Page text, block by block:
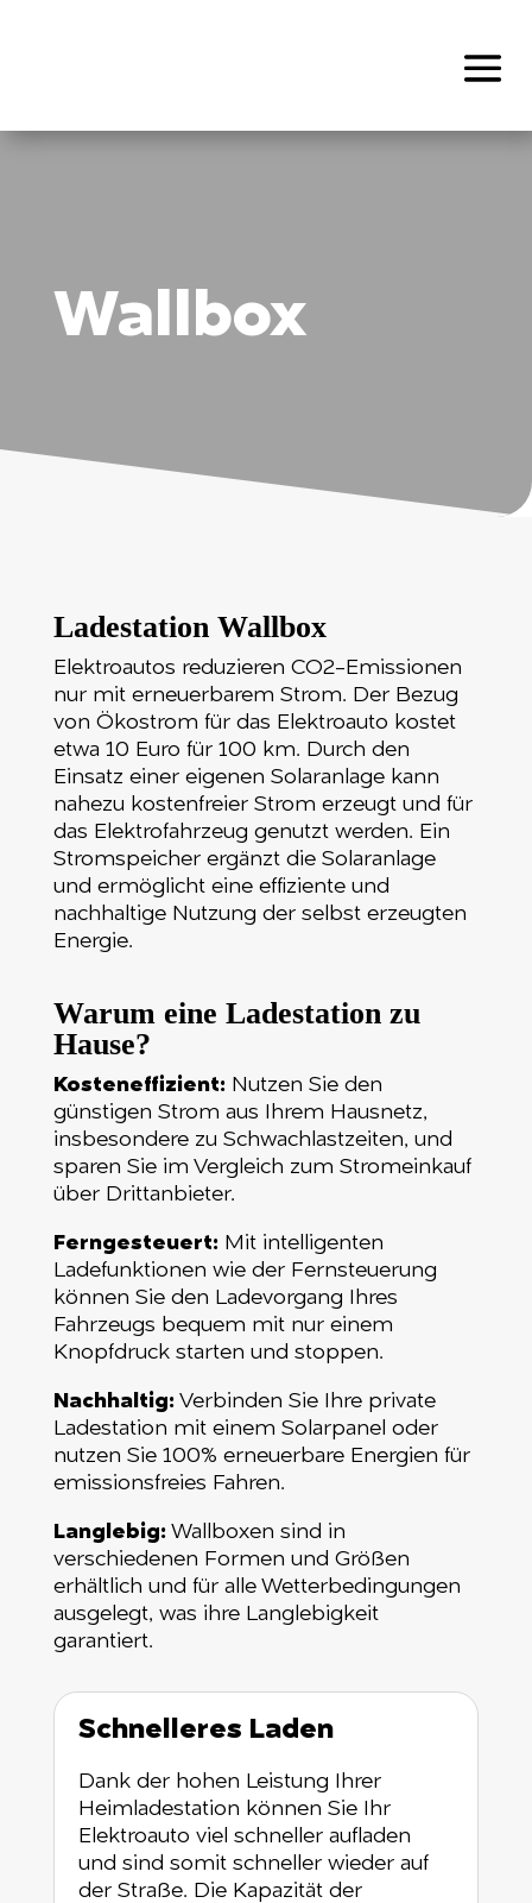
Wallbox
Ladestation Wallbox
Elektroautos reduzieren CO2-Emissionen
nur mit erneuerbarem Strom. Der Bezug
von Ökostrom für das Elektroauto kostet
etwa 10 Euro für 100 km. Durch den
Einsatz einer eigenen Solaranlage kann
nahezu kostenfreier Strom erzeugt und für
das Elektrofahrzeug genutzt werden. Ein
Stromspeicher ergänzt die Solaranlage
und ermöglicht eine effiziente und
nachhaltige Nutzung der selbst erzeugten
Energie.
Warum eine Ladestation zu
Hause?
Kosteneffizient:Nutzen Sie den
günstigen Strom aus Ihrem Hausnetz,
insbesondere zu Schwachlastzeiten, und
sparen Sie im Vergleich zum Stromeinkauf
über Drittanbieter.
Ferngesteuert:Mit intelligenten
Ladefunktionen wie der Fernsteuerung
können Sie den Ladevorgang Ihres
Fahrzeugs bequem mit nur einem
Knopfdruck starten und stoppen.
Nachhaltig:Verbinden Sie Ihre private
Ladestation mit einem Solarpanel oder
nutzen Sie 100% erneuerbare Energien für
emissionsfreies Fahren.
Langlebig:Wallboxen sind in
verschiedenen Formen und Größen
erhältlich und für alle Wetterbedingungen
ausgelegt, was ihre Langlebigkeit
garantiert.
Schnelleres Laden
Dank der hohen Leistung Ihrer
Heimladestation können Sie Ihr
Elektroauto viel schneller aufladen
und sind somit schneller wieder auf
der Straße. Die Kapazität der